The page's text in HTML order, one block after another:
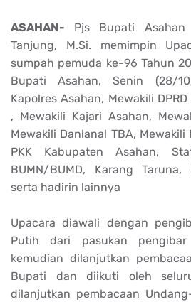
ASAHAN- Pjs Bupati
Tanjung, M.Si. memimpin
sumpah pemuda ke-96 Tahun
Bupati Asahan, Senin (28/
Kapolres Asahan, Mewakili
, Mewakili Kajari Asahan,
Mewakili Danlanal TBA, Mewakili
PKK Kabupaten Asahan,
BUMN/BUMD, Karang Taruna,
serta hadirin lainnya
Upacara diawali dengan
Putih dari pasukan pengibar
kemudian dilanjutkan
Bupati dan diikuti oleh
dilanjutkan pembacaan